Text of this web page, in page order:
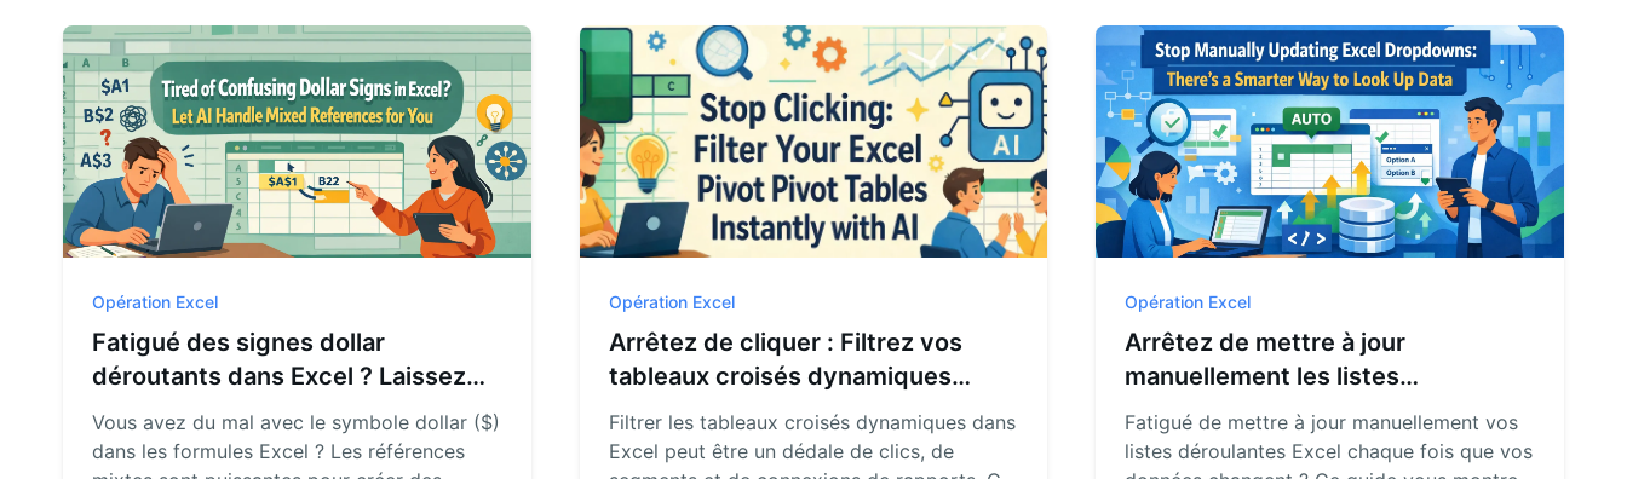
en page.
en langage naturel.
complexes en quelques secondes, sans
aucune formule.
Opération Excel
Fatigué des signes dollar
déroutants dans Excel ? Laissez
l'IA gérer les références mixtes
pour vous
Vous avez du mal avec le symbole dollar ($)
dans les formules Excel ? Les références
Opération Excel
Arrêtez de cliquer : Filtrez vos
tableaux croisés dynamiques
Excel instantanément avec l'IA
Filtrer les tableaux croisés dynamiques dans
Excel peut être un dédale de clics, de
Opération Excel
Arrêtez de mettre à jour
manuellement les listes
déroulantes Excel : Il existe une
méthode plus intelligente pour
Fatigué de mettre à jour manuellement vos
listes déroulantes Excel chaque fois que vos